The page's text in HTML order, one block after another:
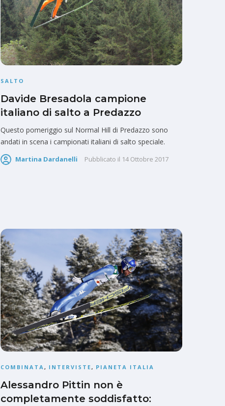
SALTO
Davide Bresadola campione
italiano di salto a Predazzo
Questo pomeriggio sul Normal Hill di Predazzo sono
andati in scena i campionati italiani di salto speciale.
Martina Dardanelli Pubblicato il 14 Ottobre 2017
COMBINATA, INTERVISTE, PIANETA ITALIA
Alessandro Pittin non è
completamente soddisfatto: